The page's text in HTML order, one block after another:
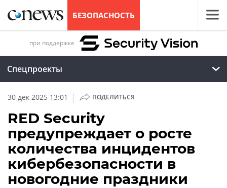
БЕЗОПАСНОСТЬ
при поддержке
Спецпроекты
30 дек 2025 13:01 | ПОДЕЛИТЬСЯ
RED Security
предупреждает о росте
количества инцидентов
кибербезопасности в
новогодние праздники